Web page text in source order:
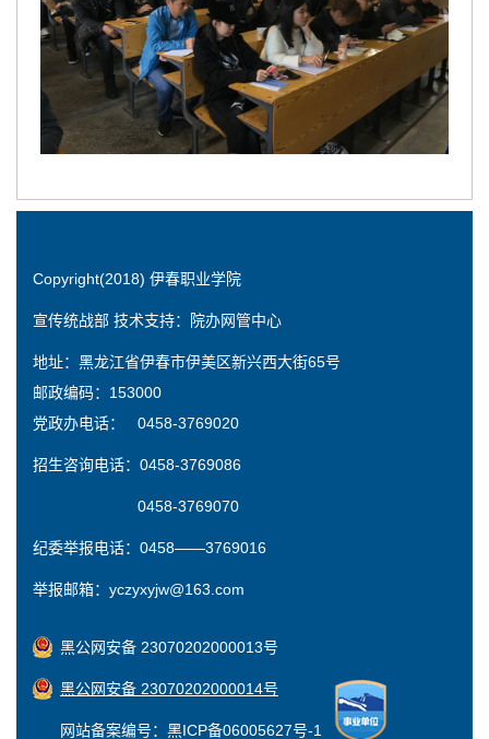
Copyright(2018) 伊春职业学院
宣传统战部 技术支持：院办网管中心
地址：黑龙江省伊春市伊美区新兴西大街65号
邮政编码：153000
党政办电话： 0458-3769020
招生咨询电话：0458-3769086
0458-3769070
纪委举报电话：0458——3769016
举报邮箱：yczyxyjw@163.com
黑公网安备 23070202000013号
黑公网安备 23070202000014号
网站备案编号：黑ICP备06005627号-1